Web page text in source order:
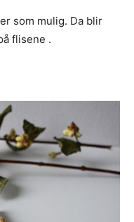
som mulig. Da blir
flisene .